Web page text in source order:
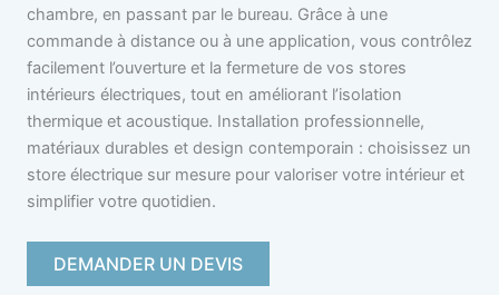
chambre, en passant par le bureau. Grâce à une
commande à distance ou à une application, vous contrôlez
facilement l’ouverture et la fermeture de vos stores
intérieurs électriques, tout en améliorant l’isolation
thermique et acoustique. Installation professionnelle,
matériaux durables et design contemporain : choisissez un
store électrique sur mesure pour valoriser votre intérieur et
simplifier votre quotidien.
DEMANDER UN DEVIS